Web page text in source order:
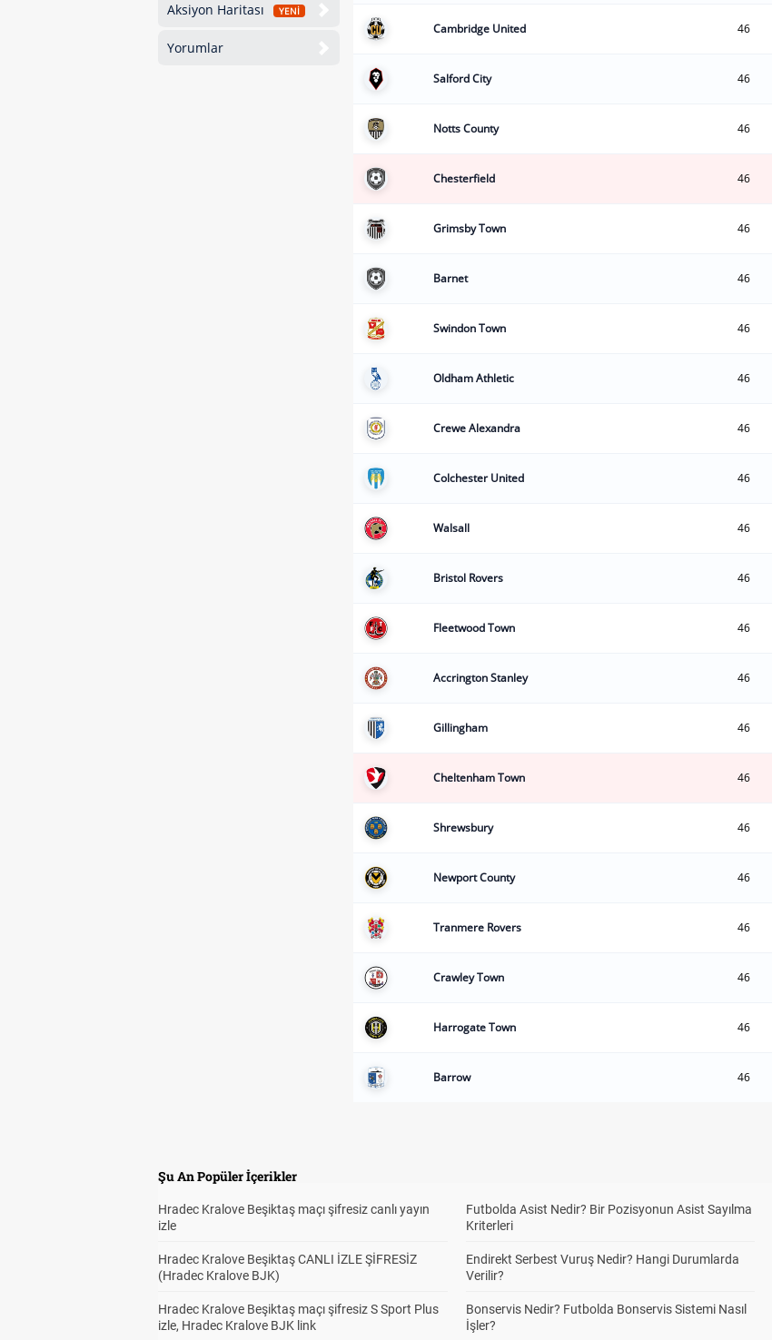
Aksiyon Haritası YENİ
Yorumlar
Cambridge United 46
Salford City 46
Notts County 46
Chesterfield 46
Grimsby Town 46
Barnet 46
Swindon Town 46
Oldham Athletic 46
Crewe Alexandra 46
Colchester United 46
Walsall 46
Bristol Rovers 46
Fleetwood Town 46
Accrington Stanley 46
Gillingham 46
Cheltenham Town 46
Shrewsbury 46
Newport County 46
Tranmere Rovers 46
Crawley Town 46
Harrogate Town 46
Barrow 46
Şu An Popüler İçerikler
Hradec Kralove Beşiktaş maçı şifresiz canlı yayın
izle
Hradec Kralove Beşiktaş CANLI İZLE ŞİFRESİZ
(Hradec Kralove BJK)
Hradec Kralove Beşiktaş maçı şifresiz S Sport Plus
izle, Hradec Kralove BJK link
Futbolda Asist Nedir? Bir Pozisyonun Asist Sayılma
Kriterleri
Endirekt Serbest Vuruş Nedir? Hangi Durumlarda
Verilir?
Bonservis Nedir? Futbolda Bonservis Sistemi Nasıl
İşler?